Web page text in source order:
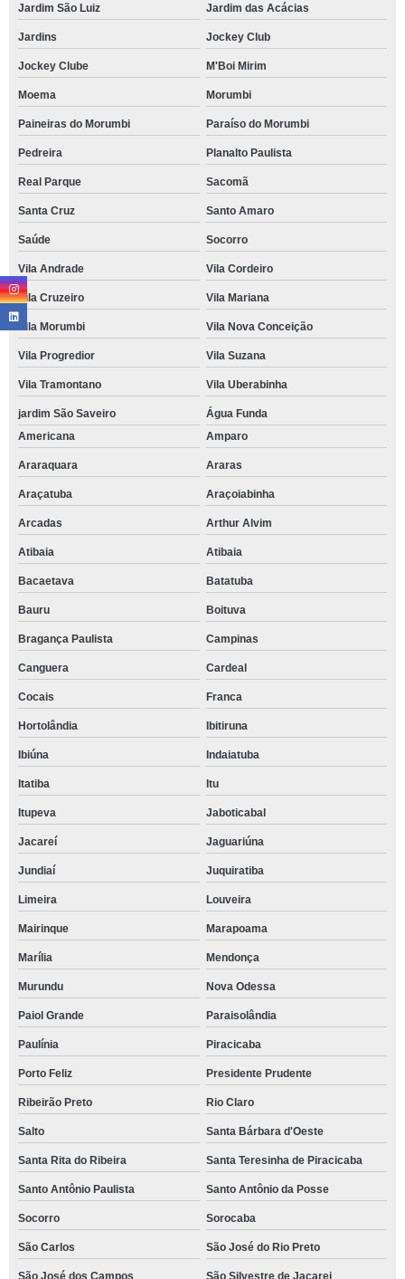
Jardim São Luiz Jardim das Acácias
Jardins Jockey Club
Jockey Clube M'Boi Mirim
Moema Morumbi
Paineiras do Morumbi Paraíso do Morumbi
Pedreira Planalto Paulista
Real Parque Sacomã
Santa Cruz Santo Amaro
Saúde Socorro
Vila Andrade Vila Cordeiro
Vila Cruzeiro Vila Mariana
Vila Morumbi Vila Nova Conceição
Vila Progredior Vila Suzana
Vila Tramontano Vila Uberabinha
jardim São Saveiro
Água Funda
Americana
Amparo
Araraquara Araras
Araçatuba Araçoiabinha
Arcadas Arthur Alvim
Atibaia Atibaia
Bacaetava Batatuba
Bauru Boituva
Bragança Paulista Campinas
Canguera Cardeal
Cocais Franca
Hortolândia Ibitiruna
Ibiúna Indaiatuba
Itatiba Itu
Itupeva Jaboticabal
Jacareí Jaguariúna
Jundiaí Juquiratiba
Limeira Louveira
Mairinque Marapoama
Marília Mendonça
Murundu Nova Odessa
Paiol Grande Paraisolândia
Paulínia Piracicaba
Porto Feliz Presidente Prudente
Ribeirão Preto Rio Claro
Salto Santa Bárbara d'Oeste
Santa Rita do Ribeira Santa Teresinha de Piracicaba
Santo Antônio Paulista Santo Antônio da Posse
Socorro Sorocaba
São Carlos São José do Rio Preto
São José dos Campos São Silvestre de Jacarei